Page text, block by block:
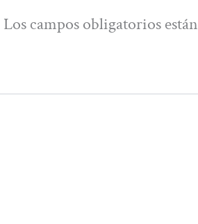
Los campos obligatorios están